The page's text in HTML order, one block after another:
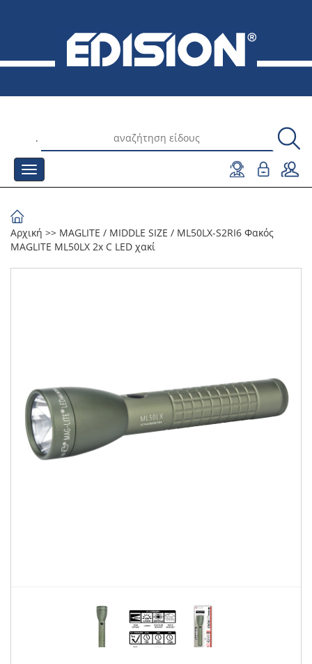
.
Αρχική >> MAGLITE / MIDDLE SIΖΕ / ML50LX-S2RI6 Φακός
MAGLITE ML50LX 2x C LED χακί